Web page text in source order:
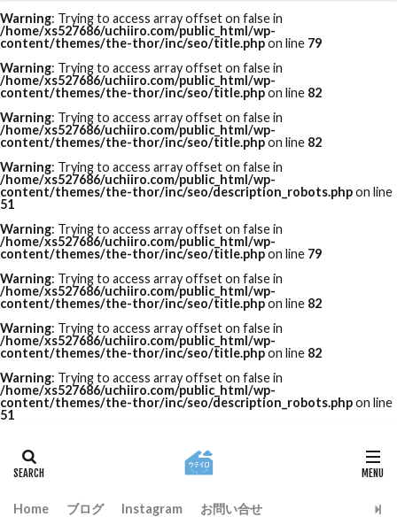
Warning: Trying to access array offset on false in
/home/xs527686/uchiiro.com/public_html/wp-
content/themes/the-thor/inc/seo/title.phpon line 79
Warning: Trying to access array offset on false in
/home/xs527686/uchiiro.com/public_html/wp-
content/themes/the-thor/inc/seo/title.phpon line 82
Warning: Trying to access array offset on false in
/home/xs527686/uchiiro.com/public_html/wp-
content/themes/the-thor/inc/seo/title.phpon line 82
Warning: Trying to access array offset on false in
/home/xs527686/uchiiro.com/public_html/wp-
content/themes/the-thor/inc/seo/description_robots.phpon line
51
Warning: Trying to access array offset on false in
/home/xs527686/uchiiro.com/public_html/wp-
content/themes/the-thor/inc/seo/title.phpon line 79
Warning: Trying to access array offset on false in
/home/xs527686/uchiiro.com/public_html/wp-
content/themes/the-thor/inc/seo/title.phpon line 82
Warning: Trying to access array offset on false in
/home/xs527686/uchiiro.com/public_html/wp-
content/themes/the-thor/inc/seo/title.phpon line 82
Warning: Trying to access array offset on false in
/home/xs527686/uchiiro.com/public_html/wp-
content/themes/the-thor/inc/seo/description_robots.phpon line
51
Home ブログ Instagram お問い合せ